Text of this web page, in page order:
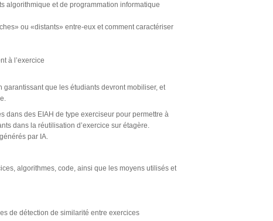
algorithmique et de programmation informatique
ou «distants» entre-eux et comment caractériser
à l’exercice
que les étudiants devront mobiliser, et
dans des EIAH de type exerciseur pour permettre à
dans la réutilisation d’exercice sur étagère.
par IA.
algorithmes, code, ainsi que les moyens utilisés et
de détection de similarité entre exercices